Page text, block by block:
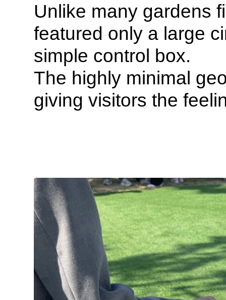
Unlike many gardens
featured only a large
simple control box.
The highly minimal
giving visitors the